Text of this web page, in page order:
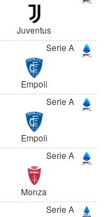
Juventus
Serie A
Empoli
Serie A
Empoli
Serie A
Monza
Serie A